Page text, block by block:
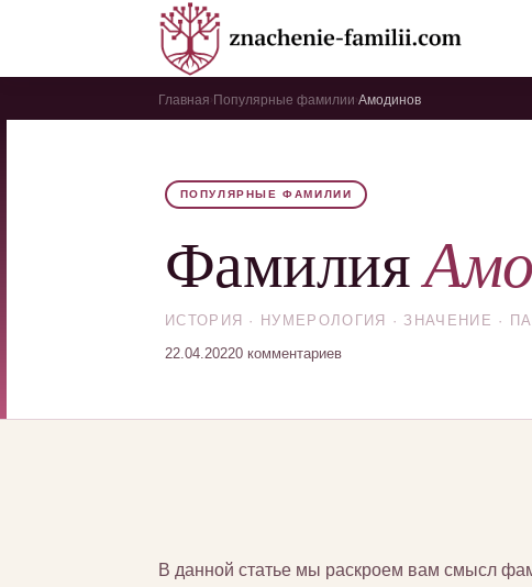
Главная Популярные фамилии Амодинов
ПОПУЛЯРНЫЕ ФАМИЛИИ
Фамилия
ИСТОРИЯ · НУМЕРОЛОГИЯ · ЗНАЧЕНИЕ ·
22.04.20220 комментариев
В данной статье мы раскроем вам смысл